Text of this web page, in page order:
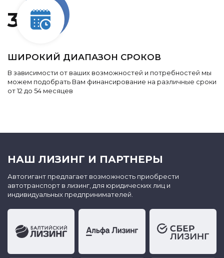
3
ШИРОКИЙ ДИАПАЗОН СРОКОВ
В зависимости от ваших возможностей и потребностей мы
можем подобрать Вам финансирование на различные сроки
от 12 до 54 месяцев
НАШ ЛИЗИНГ И ПАРТНЕРЫ
Автогигант предлагает возможность приобрести
автотранспорт в лизинг, для юридических лиц и
индивидуальных предпринимателей.